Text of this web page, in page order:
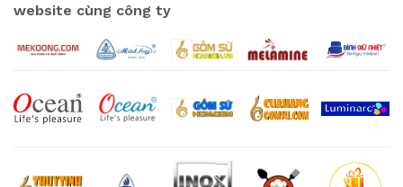
website cùng công ty